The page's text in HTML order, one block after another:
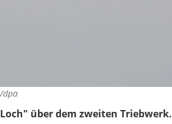
dpa
über dem zweiten Triebwerk.